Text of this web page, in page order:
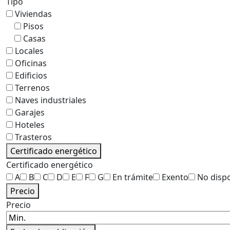
Viviendas
Pisos
Casas
Locales
Oficinas
Edificios
Terrenos
Naves industriales
Garajes
Hoteles
Trasteros
Certificado energético
Certificado energético
A
B C D E F G En trámite Exento
No
Precio
Precio